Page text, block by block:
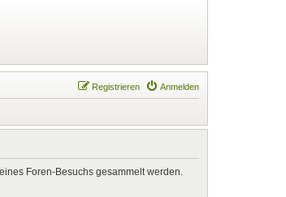
Anmelden
Registrieren
Foren-Besuchs gesammelt werden.